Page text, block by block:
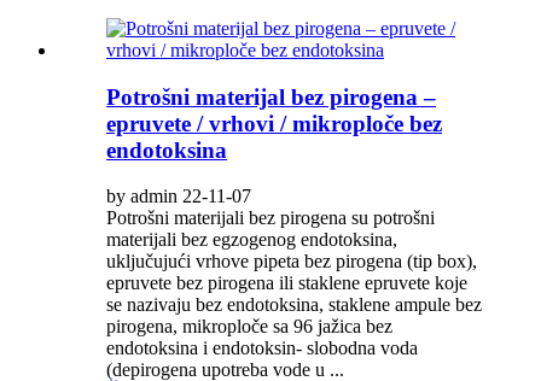
Potrošni materijal bez pirogena –
epruvete / vrhovi / mikroploče bez
endotoksina
by admin 22-11-07
Potrošni materijali bez pirogena su potrošni
materijali bez egzogenog endotoksina,
uključujući vrhove pipeta bez pirogena (tip box),
epruvete bez pirogena ili staklene epruvete koje
se nazivaju bez endotoksina, staklene ampule bez
pirogena, mikroploče sa 96 jažica bez
endotoksina i endotoksin- slobodna voda
(depirogena upotreba vode u ...